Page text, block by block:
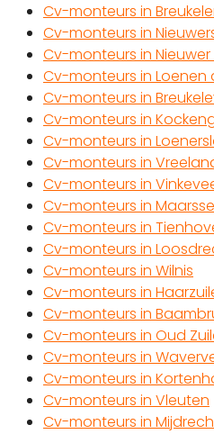
Cv-monteurs in
Cv-monteurs in
Cv-monteurs in Nieuwer
Cv-monteurs in
Cv-monteurs in
Cv-monteurs in
Cv-monteurs in
Cv-monteurs in
Cv-monteurs in
Cv-monteurs in
Cv-monteurs in
Cv-monteurs in
Cv-monteurs in Wilnis
Cv-monteurs in
Cv-monteurs in
Cv-monteurs in Oud
Cv-monteurs in
Cv-monteurs in
Cv-monteurs in Vleuten
Cv-monteurs in